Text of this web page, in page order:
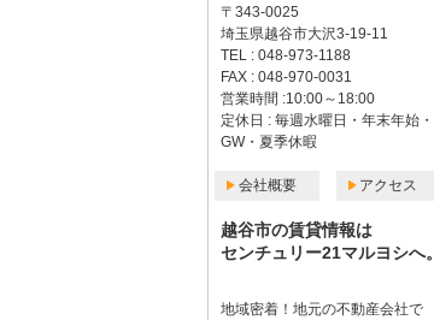
〒343-0025
埼玉県越谷市大沢3-19-11
TEL : 048-973-1188
FAX : 048-970-0031
営業時間 :10:00～18:00
定休日 : 毎週水曜日・年末年始・
GW・夏季休暇
会社概要 アクセス
越谷市の賃貸情報は
センチュリー21マルヨシへ。
地域密着！地元の不動産会社で